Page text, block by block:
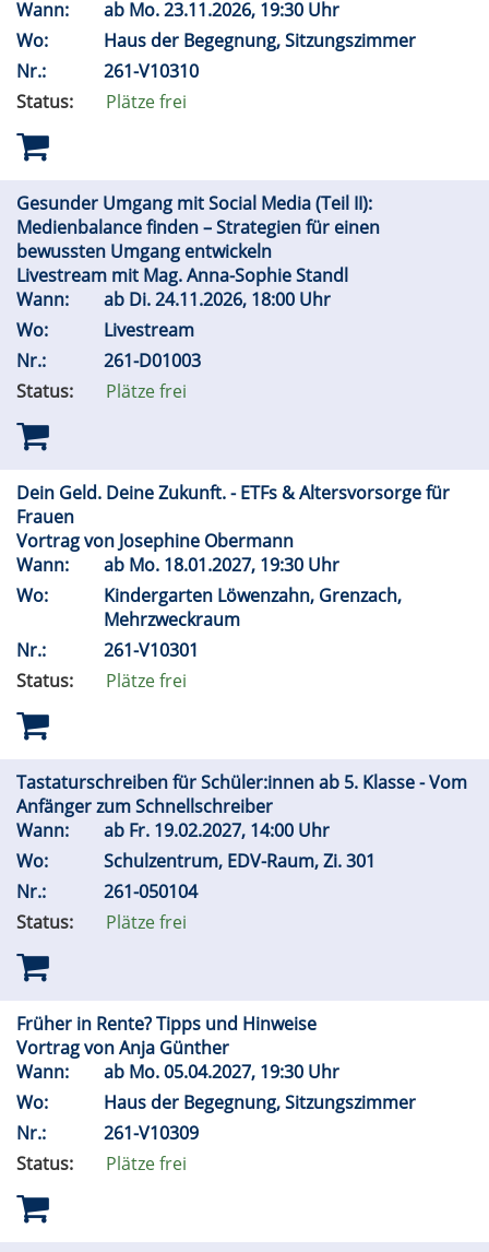
Wann: ab Mo.23.11.2026, 19:30 Uhr
Wo:
Haus der Begegnung, Sitzungszimmer
Nr.:
261-V10310
Status:
Plätze frei
Gesunder Umgang mit Social Media (Teil II):
Medienbalance finden – Strategien für einen
bewussten Umgang entwickeln
Livestream mit Mag. Anna-Sophie Standl
Wann:
ab Di.24.11.2026, 18:00 Uhr
Wo:
Livestream
Nr.:
261-D01003
Status:
Plätze frei
Dein Geld. Deine Zukunft. - ETFs & Altersvorsorge für
Frauen
Vortrag von Josephine Obermann
Wann:
ab Mo. 18.01.2027, 19:30 Uhr
Wo:
Kindergarten Löwenzahn, Grenzach,
Mehrzweckraum
Nr.:
261-V10301
Status:
Plätze frei
Tastaturschreiben für Schüler:innen ab 5. Klasse - Vom
Anfänger zum Schnellschreiber
Wann:
ab Fr. 19.02.2027, 14:00 Uhr
Wo:
Schulzentrum, EDV-Raum, Zi. 301
Nr.:
261-050104
Status:
Plätze frei
Früher in Rente? Tipps und Hinweise
Vortrag von Anja Günther
Wann:
ab Mo.05.04.2027, 19:30 Uhr
Wo:
Haus der Begegnung, Sitzungszimmer
Nr.:
261-V10309
Status:
Plätze frei